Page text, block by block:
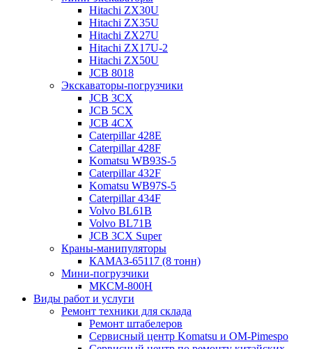
Hitachi ZX30U
Hitachi ZX35U
Hitachi ZX27U
Hitachi ZX17U-2
Hitachi ZX50U
JCB 8018
Экскаваторы-погрузчики
JCB 3CX
JCB 5CX
JCB 4CX
Caterpillar 428E
Caterpillar 428F
Komatsu WB93S-5
Caterpillar 432F
Komatsu WB97S-5
Caterpillar 434F
Volvo BL61B
Volvo BL71B
JCB 3CX Super
Краны-манипуляторы
КАМАЗ-65117 (8 тонн)
Мини-погрузчики
МКСМ-800H
Виды работ и услуги
Ремонт техники для склада
Ремонт штабелеров
Сервисный центр Komatsu и OM-Pimespo